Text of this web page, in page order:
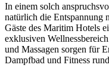
In einem solch
natürlich die Entspannung
Gäste des Maritim Hotels
exklusiven
und Massagen sorgen für
Dampfbad und Fitness